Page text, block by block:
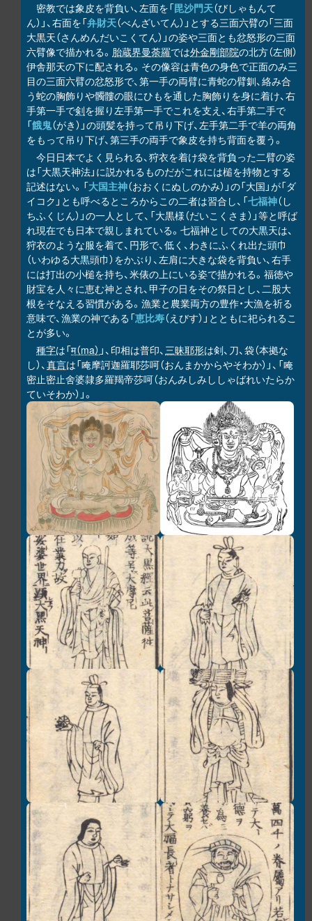
密教では象皮を背負い、左面を「毘沙門天（びしゃもんて
ん）」、右面を「弁財天（べんざいてん）」とする三面六臂の「三面
大黒天（さんめんだいこくてん）」の姿や三面とも忿怒形の三面
六臂像で描かれる。 胎蔵界曼荼羅では外金剛部院の北方（左側）
伊舎那天の下に配される。その像容は青色の身色で正面のみ三
目の三面六臂の忿怒形で、第一手の両臂に青蛇の臂釧、絡み合
う蛇の胸飾りや髑髏の眼にひもを通した胸飾りを身に着け、右
手第一手で剣を握り左手第一手でこれを支え、右手第二手で
「餓鬼（がき）」の頭髪を持って吊り下げ、左手第二手で羊の両角
をもって吊り下げ、第三手の両手で象皮を持ち背面を覆う。
今日日本でよく見られる、狩衣を着け袋を背負った二臂の姿
は「大黒天神法」に説かれるものだがこれには槌を持物とする
記述はない。「大国主神（おおくにぬしのかみ）」の「大国」が「ダ
イコク」とも呼べるところからこの二者は習合し、「七福神（し
ちふくじん）」の一人として、「大黒様（だいこくさま）」等と呼ば
れ現在でも日本で親しまれている。七福神としての大黒天は、
狩衣のような服を着て、円形で、低く、わきにふくれ出た頭巾
（いわゆる大黒頭巾）をかぶり、左肩に大きな袋を背負い、右手
には打出の小槌を持ち、米俵の上にいる姿で描かれる。福徳や
財宝を人々に恵む神とされ、甲子の日をその祭日とし、二股大
根をそなえる習慣がある。漁業と農業両方の豊作・大漁を祈る
意味で、漁業の神である「恵比寿（えびす）」とともに祀られるこ
とが多い。
種字は「म（ma） 」、印相は普印、三昧耶形は剣、刀、袋（本拠な
し）、真言は「唵摩訶迦羅耶莎呵（おんまかからやそわか）」、「唵
密止密止舍婆隷多羅羯帝莎呵（おんみしみししゃばれいたらか
ていそわか）」。